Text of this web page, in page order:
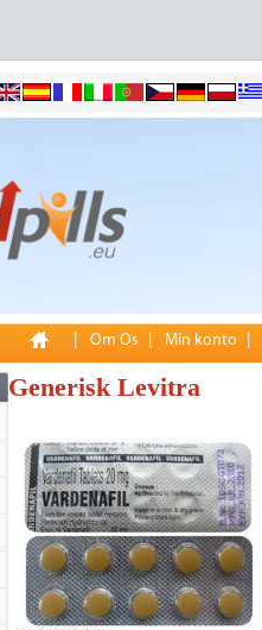
Om Os Min konto
Generisk Levitra